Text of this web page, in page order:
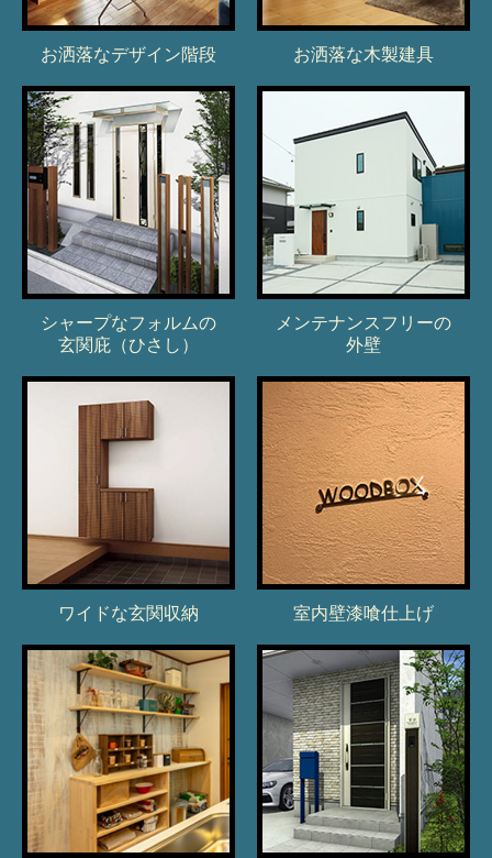
お洒落なデザイン階段 お洒落な木製建具
シャープなフォルムの
玄関庇（ひさし）
メンテナンスフリーの
外壁
ワイドな玄関収納 室内壁漆喰仕上げ